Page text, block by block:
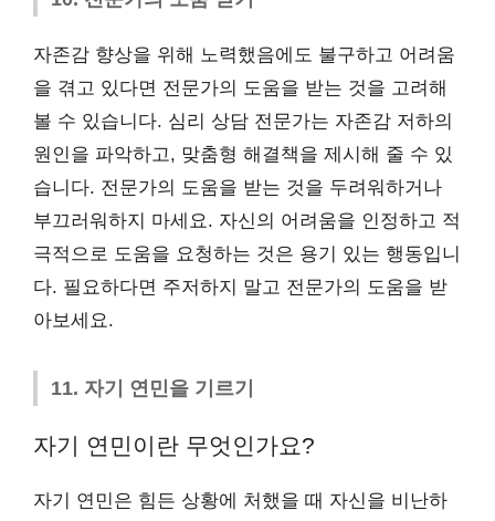
자존감 향상을 위해 노력했음에도 불구하고 어려움
을 겪고 있다면 전문가의 도움을 받는 것을 고려해
볼 수 있습니다. 심리 상담 전문가는 자존감 저하의
원인을 파악하고, 맞춤형 해결책을 제시해 줄 수 있
습니다. 전문가의 도움을 받는 것을 두려워하거나
부끄러워하지 마세요. 자신의 어려움을 인정하고 적
극적으로 도움을 요청하는 것은 용기 있는 행동입니
다. 필요하다면 주저하지 말고 전문가의 도움을 받
아보세요.
11. 자기 연민을 기르기
자기 연민이란 무엇인가요?
자기 연민은 힘든 상황에 처했을 때 자신을 비난하